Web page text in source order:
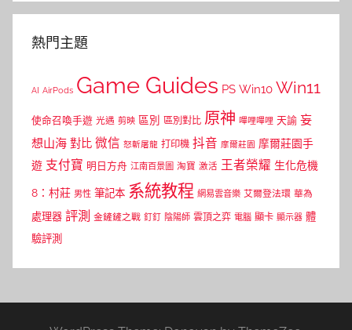
熱門主題
AI AirPods Game Guides PS Win10 Win11
使命召喚手遊 光遇 剪映 區別 區別對比 原神 嗶哩嗶哩 天諭 妄
想山海 對比 微信 怒斬屠龍 打印機 抖音 摩爾莊園 摩爾莊園手
遊 支付寶 明日方舟 江南百景圖 淘寶 激活 王者榮耀 生化危機
8：村莊 男性 筆記本 系統教程 網易雲音樂 艾爾登法環 華為
處理器 評測 金鏟鏟之戰 釘釘 陰陽師 雲頂之弈 電腦 顯卡 顯示器 體
驗評測